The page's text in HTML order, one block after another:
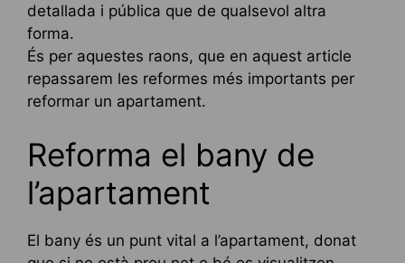
detallada i pública que de qualsevol altra
forma.
És per aquestes raons, que en aquest article
repassarem les reformes més importants per
reformar un apartament.
Reforma el bany de
l’apartament
El bany és un punt vital a l’apartament, donat